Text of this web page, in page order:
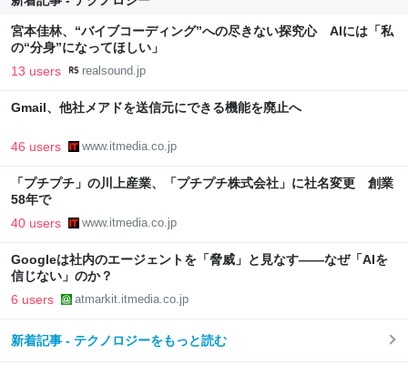
宮本佳林、“バイブコーディング”への尽きない探究心 AIには「私
の“分身”になってほしい」
13 users realsound.jp
Gmail、他社メアドを送信元にできる機能を廃止へ
46 users www.itmedia.co.jp
「プチプチ」の川上産業、「プチプチ株式会社」に社名変更 創業
58年で
40 users www.itmedia.co.jp
Googleは社内のエージェントを「脅威」と見なす――なぜ「AIを
信じない」のか？
6 users atmarkit.itmedia.co.jp
新着記事 - テクノロジーをもっと読む